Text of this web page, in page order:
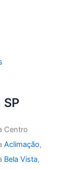
Centro
Aclimação,
Bela Vista,